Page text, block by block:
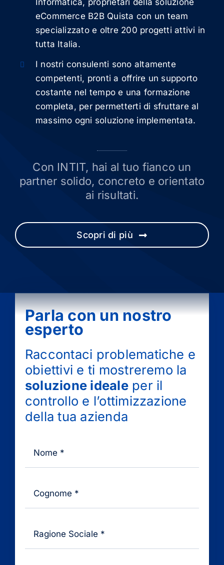
Informatica, proprietari della soluzione
eCommerce B2B Quista con un team
specializzato e oltre 200 progetti attivi in
tutta Italia.
I nostri consulenti sono altamente
competenti, pronti a offrire un supporto
costante nel tempo e una formazione
completa, per permetterti di sfruttare al
massimo ogni soluzione implementata.
Con INTIT, hai al tuo fianco un
partner solido, concreto e orientato
ai risultati.
Scopri di più
Parla con un nostro
esperto
Raccontaci problematiche e
obiettivi e ti mostreremo la
soluzione idealeper il
controllo e l’ottimizzazione
della tua azienda